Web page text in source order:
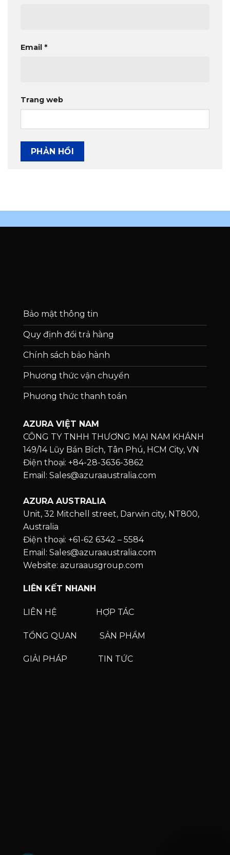
Email *
Trang web
Bảo mật thông tin
Quy định đổi trả hàng
Chính sách bảo hành
Phương thức vận chuyển
Phương thức thanh toán
AZURA VIỆT NAM
CÔNG TY TNHH THƯƠNG MẠI NAM KHÁNH
149/14 Lũy Bán Bích, Tân Phú, HCM City, VN
Điện thoại: +84-28-3636-3862
Email: Sales@azuraaustralia.com
AZURA AUSTRALIA
Unit, 32 Mitchell street, Darwin city, NT800,
Australia
Điện thoại: +61-62 6342 – 5584
Email: Sales@azuraaustralia.com
Website: azuraausgroup.com
LIÊN KẾT NHANH
LIÊN HỆ HỢP TÁC
TỔNG QUAN SẢN PHẨM
GIẢI PHÁP TIN TỨC